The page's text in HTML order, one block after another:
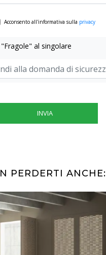
Acconsento all'informativa sulla privacy
al singolare
INVIA
PERDERTI ANCHE: